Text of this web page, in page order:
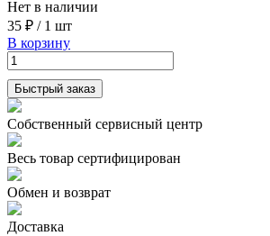
Нет в наличии
35 ₽ / 1 шт
В корзину
Быстрый заказ
Собственный сервисный центр
Весь товар сертифицирован
Обмен и возврат
Доставка